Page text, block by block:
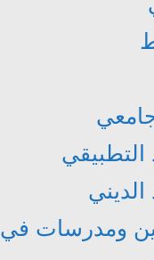
التطبيقي
الديني
ومدرسات في